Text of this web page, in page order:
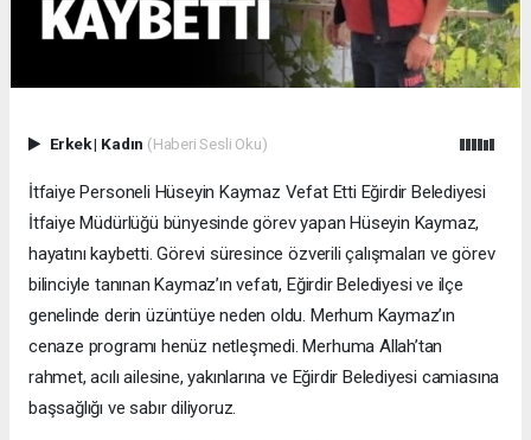
Erkek| Kadın (Haberi Sesli Oku)
İtfaiye Personeli Hüseyin Kaymaz Vefat Etti Eğirdir Belediyesi
İtfaiye Müdürlüğü bünyesinde görev yapan Hüseyin Kaymaz,
hayatını kaybetti. Görevi süresince özverili çalışmaları ve görev
bilinciyle tanınan Kaymaz’ın vefatı, Eğirdir Belediyesi ve ilçe
genelinde derin üzüntüye neden oldu. Merhum Kaymaz’ın
cenaze programı henüz netleşmedi. Merhuma Allah’tan
rahmet, acılı ailesine, yakınlarına ve Eğirdir Belediyesi camiasına
başsağlığı ve sabır diliyoruz.